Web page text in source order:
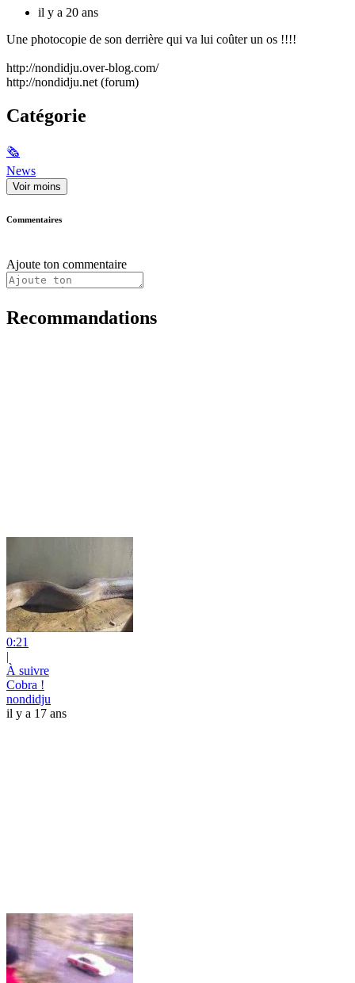
il y a 20 ans
Une photocopie de son derrière qui va lui coûter un os !!!!
http://nondidju.over-blog.com/
http://nondidju.net (forum)
Catégorie
🗞
News
Voir moins
Commentaires
Ajoute ton commentaire
Recommandations
0:21
|
À suivre
Cobra !
nondidju
il y a 17 ans